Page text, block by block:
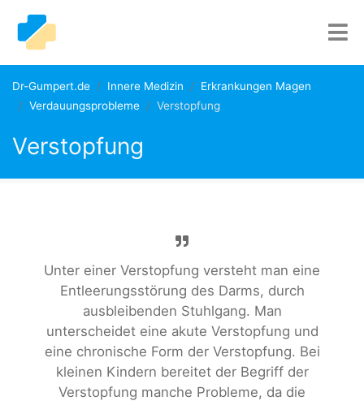
Dr-Gumpert.de Innere Medizin
Erkrankungen Magen
Verdauungsprobleme
Verstopfung
Verstopfung
Unter einer Verstopfung versteht man eine
Entleerungsstörung des Darms, durch
ausbleibenden Stuhlgang. Man
unterscheidet eine akute Verstopfung und
eine chronische Form der Verstopfung. Bei
kleinen Kindern bereitet der Begriff der
Verstopfung manche Probleme, da die